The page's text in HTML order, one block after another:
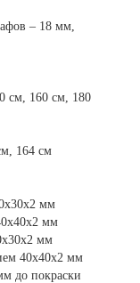
– 18 мм,
см, 160 см, 180
164 см
мм
мм
мм
40х40х2 мм
до покраски